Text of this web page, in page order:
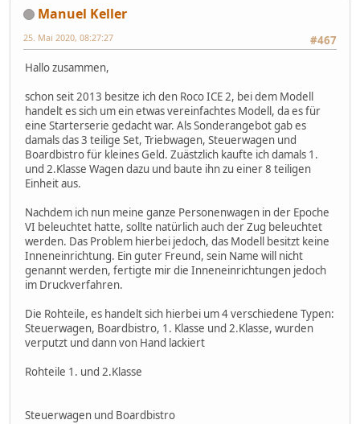
Manuel Keller
#467
25. Mai 2020, 08:27:27
Hallo zusammen,
schon seit 2013 besitze ich den Roco ICE 2, bei dem Modell
handelt es sich um ein etwas vereinfachtes Modell, da es für
eine Starterserie gedacht war. Als Sonderangebot gab es
damals das 3 teilige Set, Triebwagen, Steuerwagen und
Boardbistro für kleines Geld. Zuästzlich kaufte ich damals 1.
und 2.Klasse Wagen dazu und baute ihn zu einer 8 teiligen
Einheit aus.
Nachdem ich nun meine ganze Personenwagen in der Epoche
VI beleuchtet hatte, sollte natürlich auch der Zug beleuchtet
werden. Das Problem hierbei jedoch, das Modell besitzt keine
Inneneinrichtung. Ein guter Freund, sein Name will nicht
genannt werden, fertigte mir die Inneneinrichtungen jedoch
im Druckverfahren.
Die Rohteile, es handelt sich hierbei um 4 verschiedene Typen:
Steuerwagen, Boardbistro, 1. Klasse und 2.Klasse, wurden
verputzt und dann von Hand lackiert
Rohteile 1. und 2.Klasse
Steuerwagen und Boardbistro